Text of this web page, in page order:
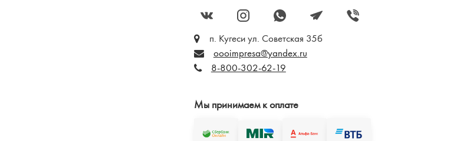
п. Кугеси ул. Советская 35б
oooimpresa@yandex.ru
8-800-302-62-19
Мы принимаем к оплате